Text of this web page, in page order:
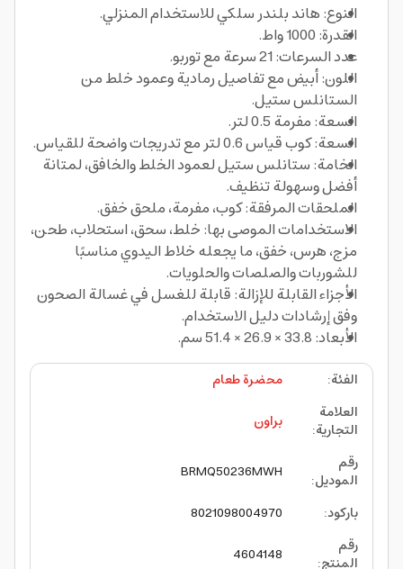
النوع: هاند بلندر سلكي للاستخدام المنزلي.
القدرة: 1000 واط.
عدد السرعات: 21 سرعة مع توربو.
اللون: أبيض مع تفاصيل رمادية وعمود خلط من
الستانلس ستيل.
السعة: مفرمة 0.5 لتر.
السعة: كوب قياس 0.6 لتر مع تدريجات واضحة للقياس.
الخامة: ستانلس ستيل لعمود الخلط والخافق، لمتانة
أفضل وسهولة تنظيف.
الملحقات المرفقة: كوب، مفرمة، ملحق خفق.
الاستخدامات الموصى بها: خلط، سحق، استحلاب، طحن،
مزج، هرس، خفق، ما يجعله خلاط اليدوي مناسبًا
للشوربات والصلصات والحلويات.
الأجزاء القابلة للإزالة: قابلة للغسل في غسالة الصحون
وفق إرشادات دليل الاستخدام.
الأبعاد: 33.8 × 26.9 × 51.4 سم.
الفئة:
محضرة طعام
العلامة
التجارية:
براون
رقم
الموديل:
BRMQ50236MWH
باركود:
8021098004970
رقم
المنتج:
4604148